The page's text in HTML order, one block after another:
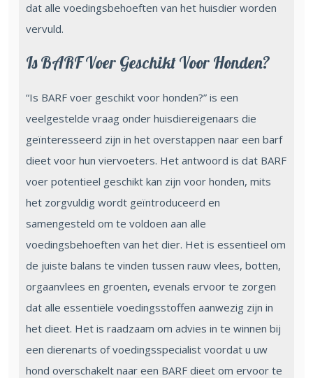
dat alle voedingsbehoeften van het huisdier worden
vervuld.
Is BARF Voer Geschikt Voor Honden?
“Is BARF voer geschikt voor honden?” is een
veelgestelde vraag onder huisdiereigenaars die
geïnteresseerd zijn in het overstappen naar een barf
dieet voor hun viervoeters. Het antwoord is dat BARF
voer potentieel geschikt kan zijn voor honden, mits
het zorgvuldig wordt geïntroduceerd en
samengesteld om te voldoen aan alle
voedingsbehoeften van het dier. Het is essentieel om
de juiste balans te vinden tussen rauw vlees, botten,
orgaanvlees en groenten, evenals ervoor te zorgen
dat alle essentiële voedingsstoffen aanwezig zijn in
het dieet. Het is raadzaam om advies in te winnen bij
een dierenarts of voedingsspecialist voordat u uw
hond overschakelt naar een BARF dieet om ervoor te